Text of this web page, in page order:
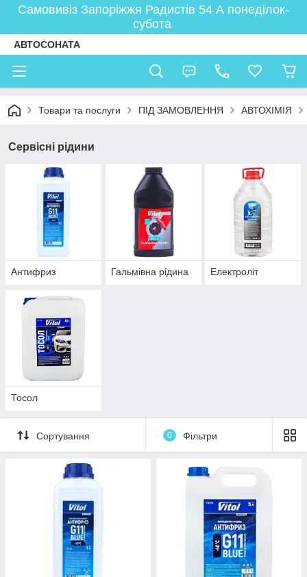
Самовивіз Запоріжжя Радистів 54 А понеділок-
субота
АВТОСОНАТА
Товари та послуги ПІД ЗАМОВЛЕННЯ АВТОХІМІЯ
Сервісні рідини
Антифриз Гальмівна рідина Електроліт
Тосол
Сортування 0 Фільтри